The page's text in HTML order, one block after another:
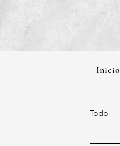
Inicio
Todo